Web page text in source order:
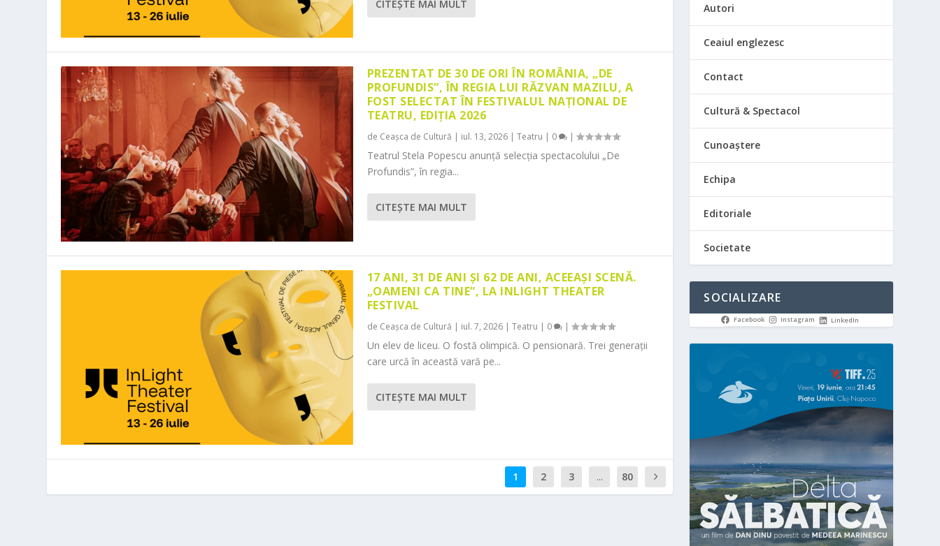
CITEŞTE MAI MULT
PREZENTAT DE 30 DE ORI ÎN ROMÂNIA, „DE
PROFUNDIS”, ÎN REGIA LUI RĂZVAN MAZILU, A
FOST SELECTAT ÎN FESTIVALUL NAȚIONAL DE
TEATRU, EDIȚIA 2026
de Ceașca de Cultură | iul. 13, 2026| Teatru | 0 |
Teatrul Stela Popescu anunță selecția spectacolului „De
Profundis”, în regia...
CITEŞTE MAI MULT
17 ANI, 31 DE ANI ȘI 62 DE ANI, ACEEAȘI SCENĂ.
„OAMENI CA TINE”, LA INLIGHT THEATER
FESTIVAL
de Ceașca de Cultură | iul. 7, 2026| Teatru | 0 |
Un elev de liceu. O fostă olimpică. O pensionară. Trei generații
care urcă în această vară pe...
CITEŞTE MAI MULT
1 2 3 ... 80
Autori
Ceaiul englezesc
Contact
Cultură & Spectacol
Cunoaștere
Echipa
Editoriale
Societate
SOCIALIZARE
Facebook Instagram LinkedIn